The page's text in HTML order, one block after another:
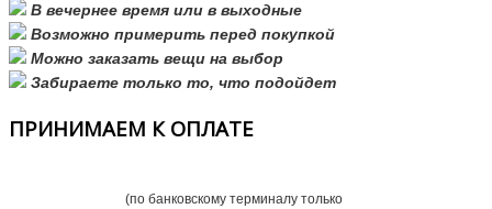
В вечернее время или в выходные
Возможно примерить перед покупкой
Можно заказать вещи на выбор
Забираете только то, что подойдет
ПРИНИМАЕМ К ОПЛАТЕ
(по банковскому терминалу только